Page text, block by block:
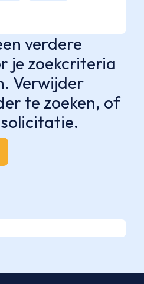
verdere
je zoekcriteria
Verwijder
te zoeken, of